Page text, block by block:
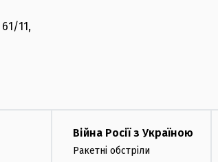
61/11,
Війна Росії з Україною
Ракетні обстріли